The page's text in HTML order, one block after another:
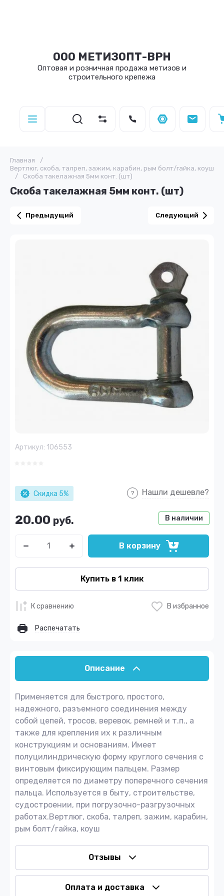
ООО МЕТИЗОПТ-ВРН
Оптовая и розничная продажа метизов и
строительного крепежа
Главная
/
Вертлюг, скоба, талреп, зажим, карабин, рым болт/гайка, коуш
/
Скоба такелажная 5мм конт. (шт)
Скоба такелажная 5мм конт. (шт)
Предыдущий Следующий
Артикул: 106553
Скидка 5% Нашли дешевле?
В наличии
20.00 руб.
В корзину
Купить в 1 клик
К сравнению В избранное
Распечатать
Описание
Применяется для быстрого, простого,
надежного, разъемного соединения между
собой цепей, тросов, веревок, ремней и т.п., а
также для крепления их к различным
конструкциям и основаниям. Имеет
полуцилиндрическую форму круглого сечения с
винтовым фиксирующим пальцем. Размер
определяется по диаметру поперечного сечения
пальца. Используется в быту, строительстве,
судостроении, при погрузочно-разгрузочных
работах.Вертлюг, скоба, талреп, зажим, карабин,
рым болт/гайка, коуш
Отзывы
Оплата и доставка